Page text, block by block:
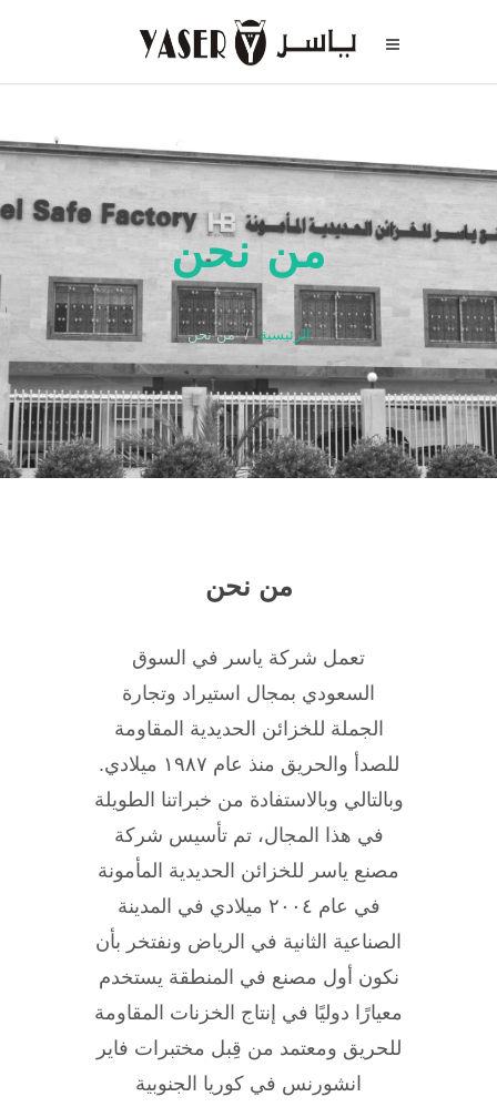
من نحن
الرئيسية من نحن
من نحن
تعمل شركة ياسر في السوق
السعودي بمجال استيراد وتجارة
الجملة للخزائن الحديدية المقاومة
للصدأ والحريق منذ عام ١٩٨٧ ميلادي.
وبالتالي وبالاستفادة من خبراتنا الطويلة
في هذا المجال، تم تأسيس شركة
مصنع ياسر للخزائن الحديدية المأمونة
في عام ٢٠٠٤ ميلادي في المدينة
الصناعية الثانية في الرياض ونفتخر بأن
نكون أول مصنع في المنطقة يستخدم
معيارًا دوليًا في إنتاج الخزنات المقاومة
للحريق ومعتمد من قِبل مختبرات فاير
انشورنس في كوريا الجنوبية